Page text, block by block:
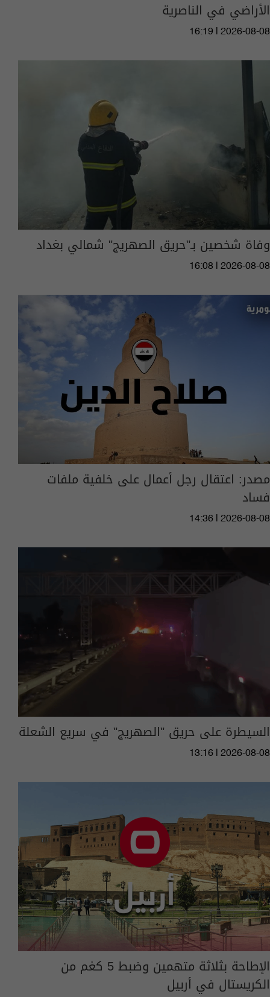
الأراضي في الناصرية
16:19 | 2026-08-08
وفاة شخصين بـ"حريق الصهريج" شمالي بغداد
16:08 | 2026-08-08
مصدر: اعتقال رجل أعمال على خلفية ملفات
فساد
14:36 | 2026-08-08
السيطرة على حريق "الصهريج" في سريع الشعلة
13:16 | 2026-08-08
الإطاحة بثلاثة متهمين وضبط 5 كغم من
الكريستال في أربيل